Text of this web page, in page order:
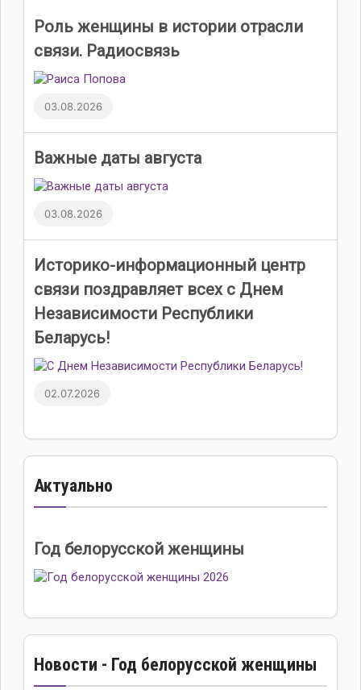
Роль женщины в истории отрасли
связи. Радиосвязь
03.08.2026
Важные даты августа
03.08.2026
Историко-информационный центр
связи поздравляет всех с Днем
Независимости Республики
Беларусь!
02.07.2026
Актуально
Год белорусской женщины
Новости - Год белорусской женщины